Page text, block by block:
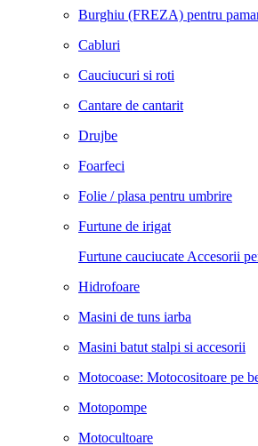
Burghiu (FREZA) pentru
Cabluri
Cauciucuri si roti
Cantare de cantarit
Drujbe
Foarfeci
Folie / plasa pentru umbrire
Furtune de irigat
Furtune cauciucate Accesorii
Hidrofoare
Masini de tuns iarba
Masini batut stalpi si accesorii
Motocoase: Motocositoare pe
Motopompe
Motocultoare